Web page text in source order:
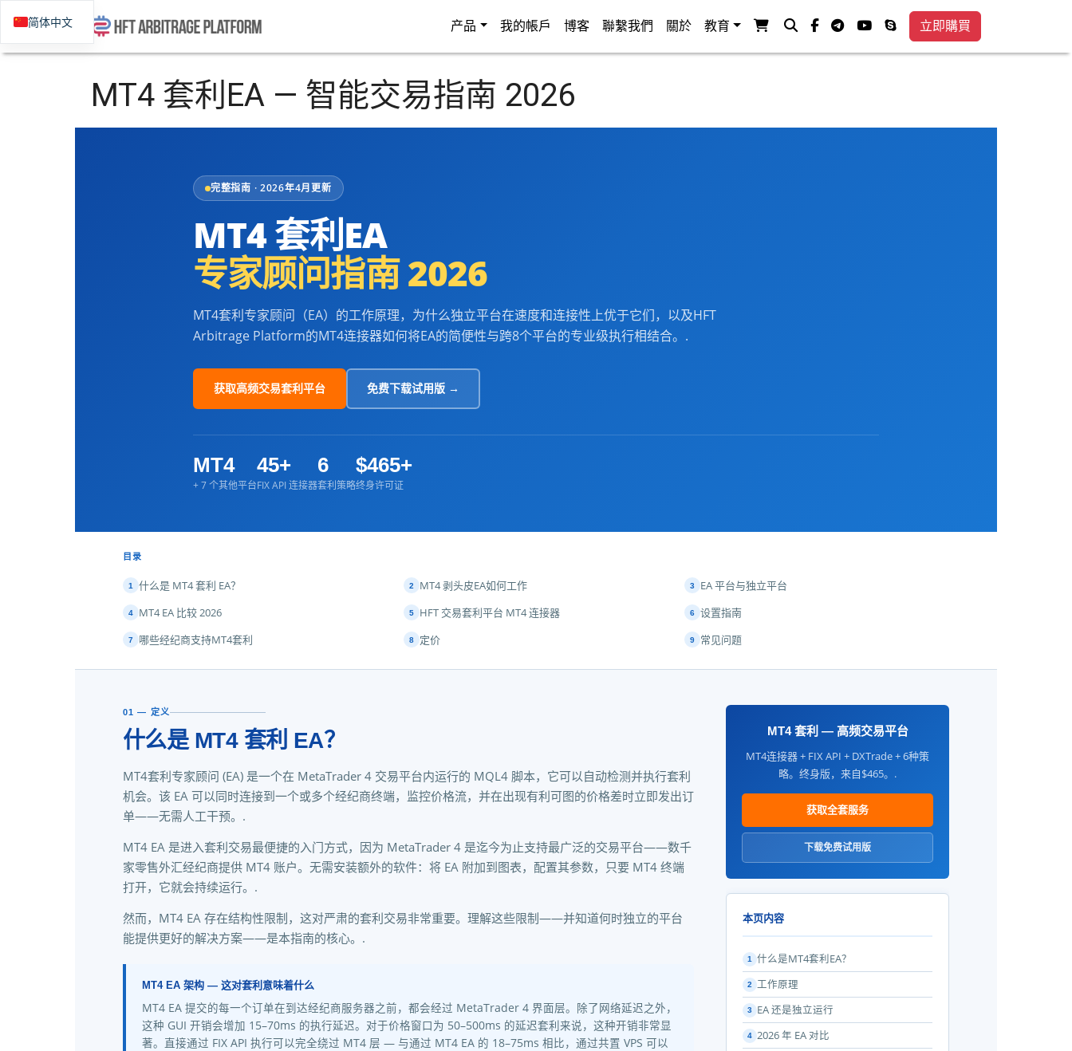
产品 我的帳戶 博客 聯繫我們 關於 教育 查看购物车
搜索facebook-f
电传视频电话立即購買
MT4 套利EA — 智能交易指南 2026
完整指南 · 2026年4月更新
MT4 套利EA
专家顾问指南 2026
MT4套利专家顾问（EA）的工作原理，为什么独立平台在速度和连接性上优于它们，以及HFT
Arbitrage Platform的MT4连接器如何将EA的简便性与跨8个平台的专业级执行相结合。.
获取高频交易套利平台 免费下载试用版 →
MT4
+ 7 个其他平台
45+
FIX API 连接器
6
套利策略
$465+
终身许可证
目录
1 什么是 MT4 套利 EA？ 2 MT4 剥头皮EA如何工作 3 EA 平台与独立平台
4 MT4 EA 比较 2026 5 HFT 交易套利平台 MT4 连接器 6 设置指南
7 哪些经纪商支持MT4套利 8 定价 9 常见问题
01 — 定义
什么是 MT4 套利 EA？
MT4套利专家顾问 (EA) 是一个在 MetaTrader 4 交易平台内运行的 MQL4 脚本，它可以自动检测并执行套利
机会。该 EA 可以同时连接到一个或多个经纪商终端，监控价格流，并在出现有利可图的价格差时立即发出订
单——无需人工干预。.
MT4 EA 是进入套利交易最便捷的入门方式，因为 MetaTrader 4 是迄今为止支持最广泛的交易平台——数千
家零售外汇经纪商提供 MT4 账户。无需安装额外的软件：将 EA 附加到图表，配置其参数，只要 MT4 终端
打开，它就会持续运行。.
然而，MT4 EA 存在结构性限制，这对严肃的套利交易非常重要。理解这些限制——并知道何时独立的平台
能提供更好的解决方案——是本指南的核心。.
MT4 EA 架构 — 这对套利意味着什么
MT4 EA 提交的每一个订单在到达经纪商服务器之前，都会经过 MetaTrader 4 界面层。除了网络延迟之外，
这种 GUI 开销会增加 15–70ms 的执行延迟。对于价格窗口为 50–500ms 的延迟套利来说，这种开销非常显
著。直接通过 FIX API 执行可以完全绕过 MT4 层 — 与通过 MT4 EA 的 18–75ms 相比，通过共置 VPS 可以
MT4 套利 — 高频交易平台
MT4连接器 + FIX API + DXTrade + 6种策
略。终身版，来自$465。.
获取全套服务
下载免费试用版
本页内容
1 什么是MT4套利EA？
2 工作原理
3 EA 还是独立运行
4 2026 年 EA 对比
简体中文